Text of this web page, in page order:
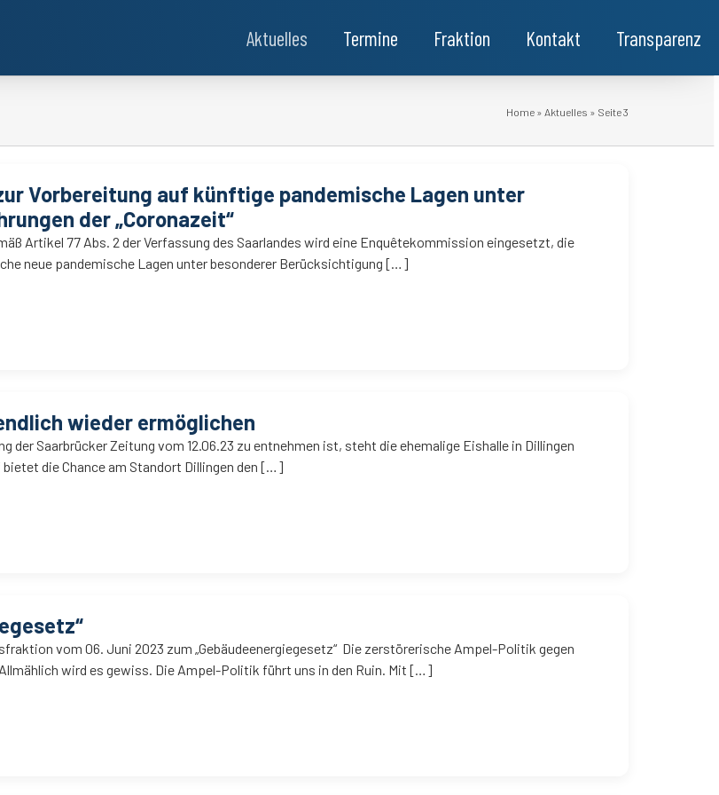
Aktuelles Termine Fraktion Kontakt Transparenz
Home » Aktuelles » Seite 3
Vorbereitung auf künftige pandemische Lagen unter
der „Coronazeit“
Artikel 77 Abs. 2 der Verfassung des Saarlandes wird eine Enquêtekommission eingesetzt, die
neue pandemische Lagen unter besonderer Berücksichtigung […]
wieder ermöglichen
der Saarbrücker Zeitung vom 12.06.23 zu entnehmen ist, steht die ehemalige Eishalle in Dillingen
die Chance am Standort Dillingen den […]
vom 06. Juni 2023 zum „Gebäudeenergiegesetz“ Die zerstörerische Ampel-Politik gegen
wird es gewiss. Die Ampel-Politik führt uns in den Ruin. Mit […]